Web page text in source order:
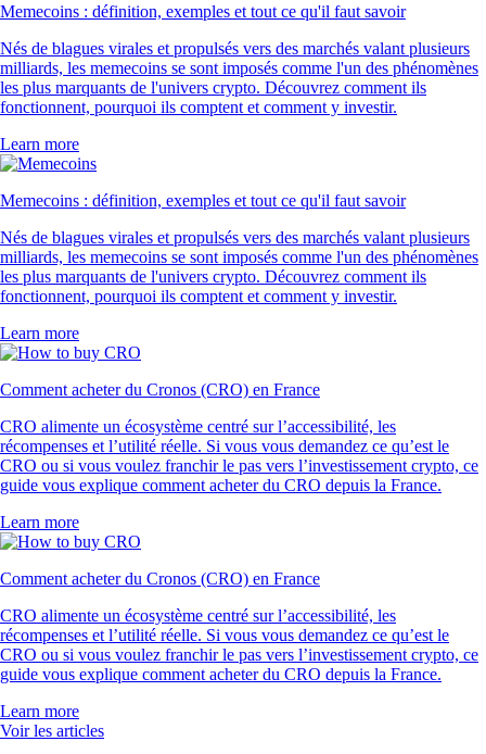
Memecoins : définition, exemples et tout ce qu'il faut savoir
Nés de blagues virales et propulsés vers des marchés valant plusieurs
milliards, les memecoins se sont imposés comme l'un des phénomènes
les plus marquants de l'univers crypto. Découvrez comment ils
fonctionnent, pourquoi ils comptent et comment y investir.
Learn more
Memecoins : définition, exemples et tout ce qu'il faut savoir
Nés de blagues virales et propulsés vers des marchés valant plusieurs
milliards, les memecoins se sont imposés comme l'un des phénomènes
les plus marquants de l'univers crypto. Découvrez comment ils
fonctionnent, pourquoi ils comptent et comment y investir.
Learn more
Comment acheter du Cronos (CRO) en France
CRO alimente un écosystème centré sur l’accessibilité, les
récompenses et l’utilité réelle. Si vous vous demandez ce qu’est le
CRO ou si vous voulez franchir le pas vers l’investissement crypto, ce
guide vous explique comment acheter du CRO depuis la France.
Learn more
Comment acheter du Cronos (CRO) en France
CRO alimente un écosystème centré sur l’accessibilité, les
récompenses et l’utilité réelle. Si vous vous demandez ce qu’est le
CRO ou si vous voulez franchir le pas vers l’investissement crypto, ce
guide vous explique comment acheter du CRO depuis la France.
Learn more
Voir les articles